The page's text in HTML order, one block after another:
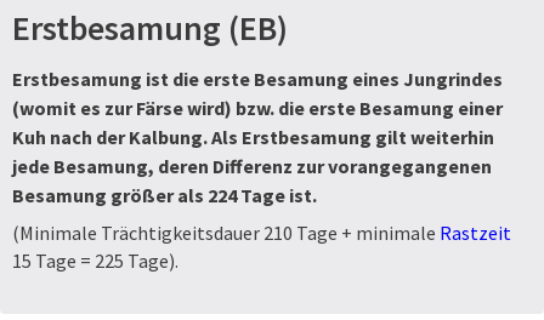
Erstbesamung (EB)
Erstbesamung ist die erste Besamung eines Jungrindes
(womit es zurFärsewird) bzw. die erste Besamung einer
Kuh nach der Kalbung. Als Erstbesamung gilt weiterhin
jede Besamung, deren Differenz zur vorangegangenen
Besamung größer als 224 Tage ist.
(Minimale Trächtigkeitsdauer 210 Tage + minimale Rastzeit
15 Tage = 225 Tage).